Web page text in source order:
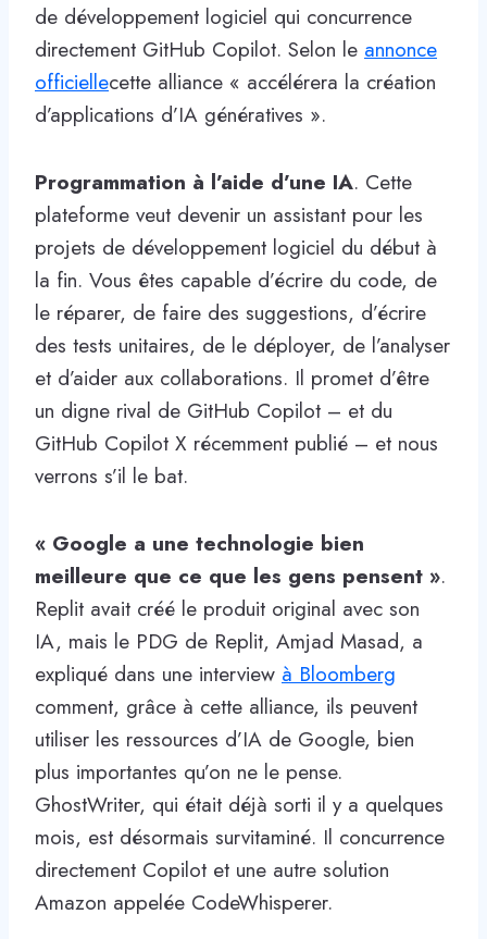
de développement logiciel qui concurrence
directement GitHub Copilot. Selon le annonce
officiellecette alliance « accélérera la création
d’applications d’IA génératives ».
Programmation à l’aide d’une IA. Cette
plateforme veut devenir un assistant pour les
projets de développement logiciel du début à
la fin. Vous êtes capable d’écrire du code, de
le réparer, de faire des suggestions, d’écrire
des tests unitaires, de le déployer, de l’analyser
et d’aider aux collaborations. Il promet d’être
un digne rival de GitHub Copilot – et du
GitHub Copilot X récemment publié – et nous
verrons s’il le bat.
« Google a une technologie bien
meilleure que ce que les gens pensent ».
Replit avait créé le produit original avec son
IA, mais le PDG de Replit, Amjad Masad, a
expliqué dans une interview à Bloomberg
comment, grâce à cette alliance, ils peuvent
utiliser les ressources d’IA de Google, bien
plus importantes qu’on ne le pense.
GhostWriter, qui était déjà sorti il ​​y a quelques
mois, est désormais survitaminé. Il concurrence
directement Copilot et une autre solution
Amazon appelée CodeWhisperer.